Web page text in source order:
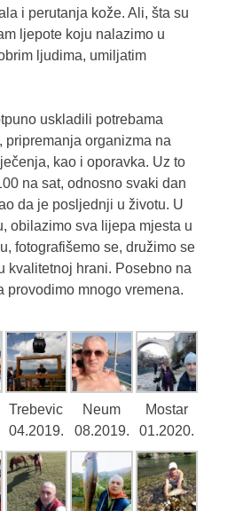
i perutanja kože. Ali, šta su
ljepote koju nalazimo u
ljudima, umiljatim
uskladili potrebama
pripremanja organizma na
kao i oporavka. Uz to
na sat, odnosno svaki dan
da je posljednji u životu. U
obilazimo sva lijepa mjesta u
fotografišemo se, družimo se
kvalitetnoj hrani. Posebno na
provodimo mnogo vremena.
Trebevic
04.2019.
Neum
08.2019.
Mostar
01.2020.